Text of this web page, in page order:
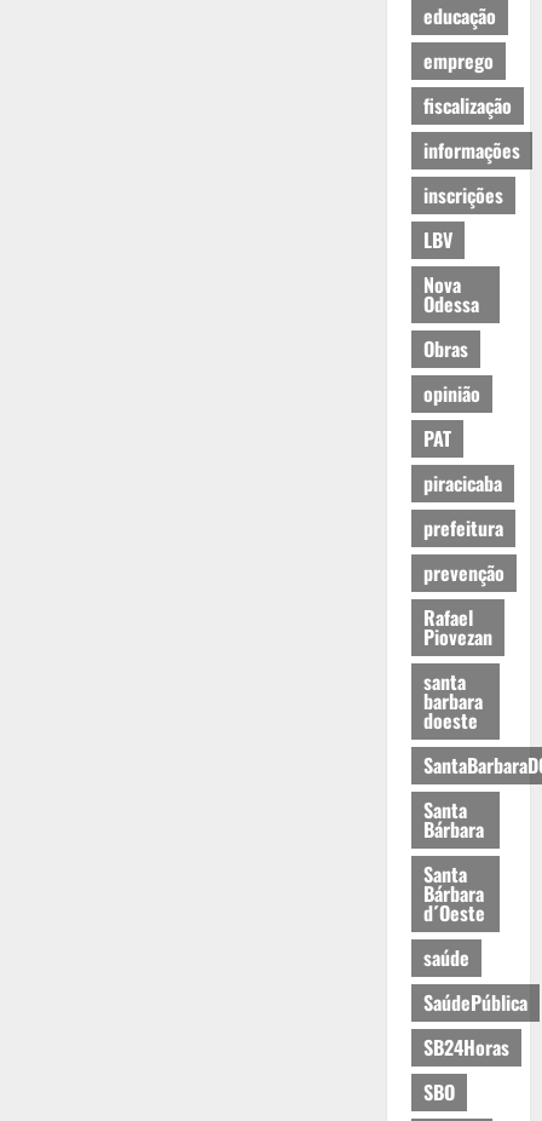
educação
emprego
fiscalização
informações
inscrições
LBV
Nova
Odessa
Obras
opinião
PAT
piracicaba
prefeitura
prevenção
Rafael
Piovezan
santa
barbara
doeste
Santa
Bárbara
Santa
Bárbara
d´Oeste
saúde
SaúdePública
SB24Horas
SBO